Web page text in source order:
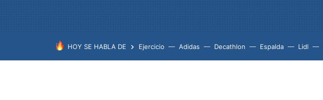
HOY SE HABLA DE Ejercicio Adidas Decathlon Espalda Lidl